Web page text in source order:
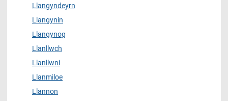
Llangyndeyrn
Llangynin
Llangynog
Llanllwch
Llanllwni
Llanmiloe
Llannon